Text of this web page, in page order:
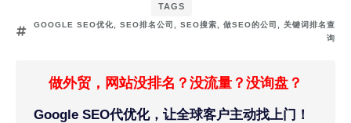
TAGS
GOOGLE SEO优化 SEO排名公司 SEO搜索 做SEO的公司
关键词排名查
询
做外贸，网站没排名？没流量？没询盘？
Google SEO代优化，让全球客户主动找上门！